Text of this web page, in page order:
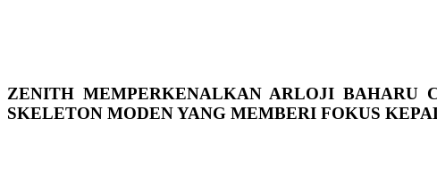
ZENITH MEMPERKENALKAN ARLOJI BAHARU
SKELETON MODEN YANG MEMBERI FOKUS